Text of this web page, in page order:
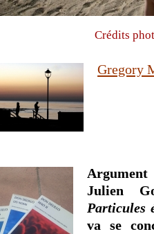
Crédits
Gregory
Argument
Julien
Particules
va se